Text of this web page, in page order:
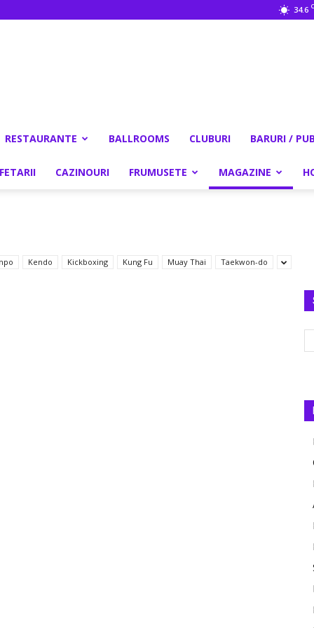
34.6 C
RESTAURANTE BALLROOMS CLUBURI BARURI /
CAZINOURI FRUMUSETE MAGAZINE
Kendo Kickboxing Kung Fu Muay Thai Taekwon-do